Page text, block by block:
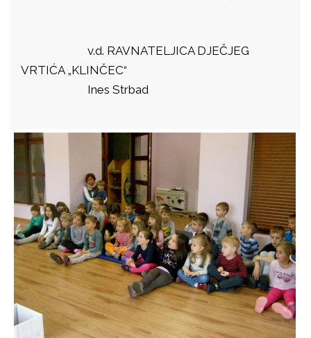
v.d. RAVNATELJICA DJEČJEG
VRTIĆA „KLINČEC“
Ines Strbad